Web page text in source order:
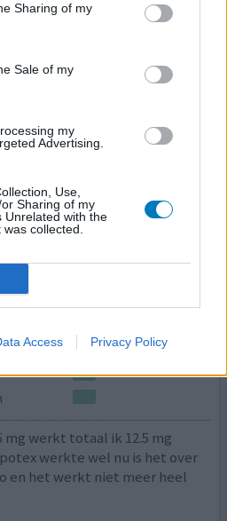
Sharing of my
Sale of my
my
Advertising.
Use,
Sharing of my
Unrelated with the
collected.
Access Privacy Policy
0 reacties
mg werkt totaal ik 12.5 mg
werkte wel nu is het over
en het werkt niet meer heel